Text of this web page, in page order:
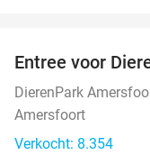
Entree voor
DierenPark
Amersfoort
Verkocht: 8.354